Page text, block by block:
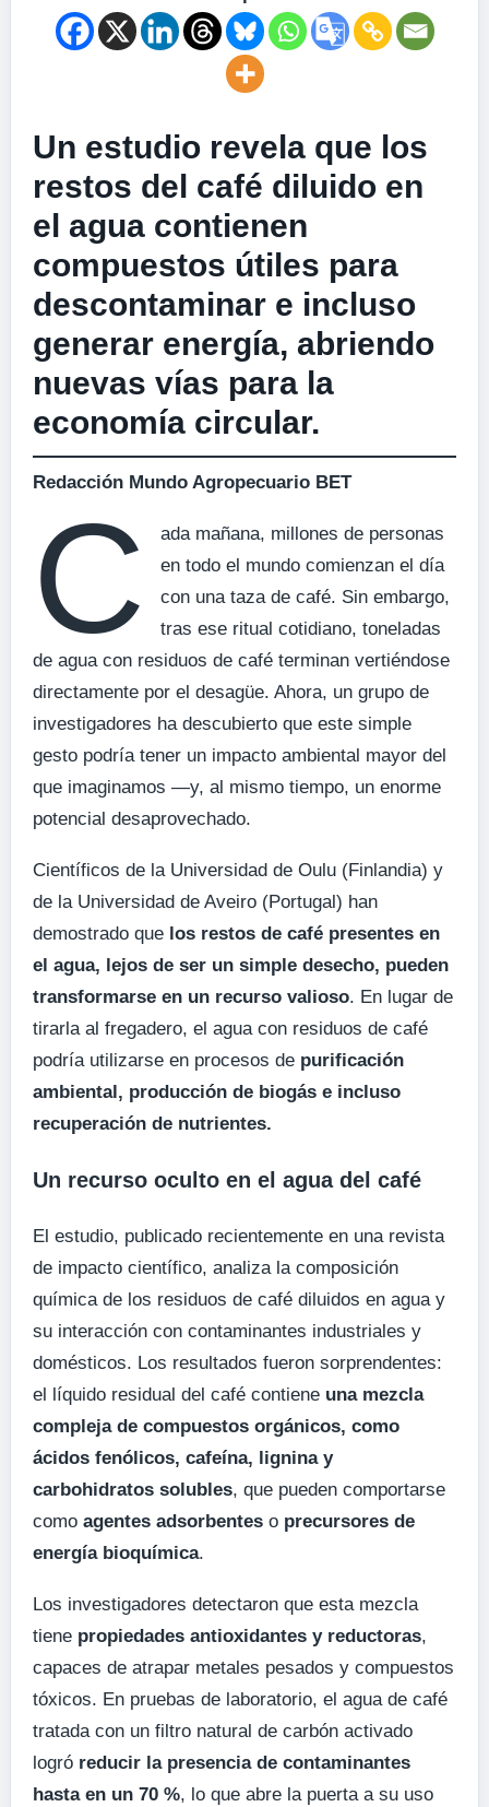
Un estudio revela que los
restos del café diluido en
el agua contienen
compuestos útiles para
descontaminar e incluso
generar energía, abriendo
nuevas vías para la
economía circular.
Redacción Mundo Agropecuario BET
C
ada mañana, millones de personas
en todo el mundo comienzan el día
con una taza de café. Sin embargo,
tras ese ritual cotidiano, toneladas
de agua con residuos de café terminan vertiéndose
directamente por el desagüe. Ahora, un grupo de
investigadores ha descubierto que este simple
gesto podría tener un impacto ambiental mayor del
que imaginamos —y, al mismo tiempo, un enorme
potencial desaprovechado.
Científicos de la Universidad de Oulu (Finlandia) y
de la Universidad de Aveiro (Portugal) han
demostrado que los restos de café presentes en
el agua, lejos de ser un simple desecho, pueden
transformarse en un recurso valioso. En lugar de
tirarla al fregadero, el agua con residuos de café
podría utilizarse en procesos de purificación
ambiental, producción de biogás e incluso
recuperación de nutrientes.
Un recurso oculto en el agua del café
El estudio, publicado recientemente en una revista
de impacto científico, analiza la composición
química de los residuos de café diluidos en agua y
su interacción con contaminantes industriales y
domésticos. Los resultados fueron sorprendentes:
el líquido residual del café contiene una mezcla
compleja de compuestos orgánicos, como
ácidos fenólicos, cafeína, lignina y
carbohidratos solubles, que pueden comportarse
como agentes adsorbentes o precursores de
energía bioquímica.
Los investigadores detectaron que esta mezcla
tiene propiedades antioxidantes y reductoras,
capaces de atrapar metales pesados y compuestos
tóxicos. En pruebas de laboratorio, el agua de café
tratada con un filtro natural de carbón activado
logró reducir la presencia de contaminantes
hasta en un 70 %, lo que abre la puerta a su uso